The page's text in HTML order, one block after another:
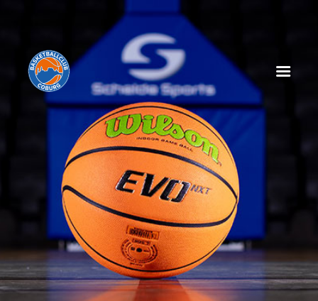
HOME
NEWS
SPIELPLAN
SPIELTAGSEINLEGER
TABELLE
KADER
MANAGEMENT
SPONSOREN
TICKETS
VEREIN